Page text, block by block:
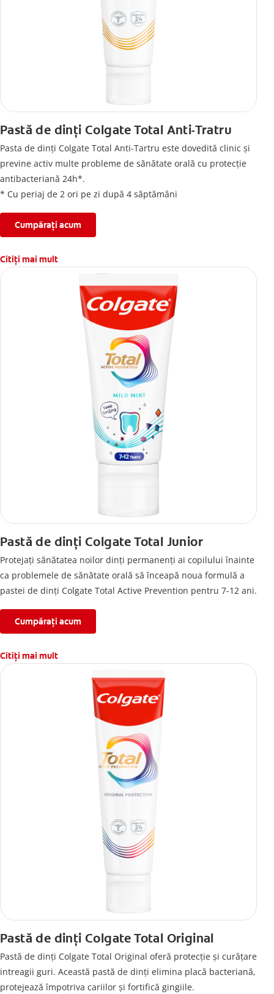
Pastă de dinți Colgate Total Anti-Tratru
Pasta de dinți Colgate Total Anti-Tartru este dovedită clinic și
previne activ multe probleme de sănătate orală cu protecție
antibacteriană 24h*.
* Cu periaj de 2 ori pe zi după 4 săptămâni
Cumpărați acum
Citiți mai mult
Pastă de dinți Colgate Total Junior
Protejați sănătatea noilor dinți permanenți ai copilului înainte
ca problemele de sănătate orală să înceapă noua formulă a
pastei de dinți Colgate Total Active Prevention pentru 7-12 ani.
Cumpărați acum
Citiți mai mult
Pastă de dinți Colgate Total Original
Pastă de dinți Colgate Total Original oferă protecție și curățare
intreagii guri. Această pastă de dinți elimina placă bacteriană,
protejează împotriva cariilor și fortifică gingiile.